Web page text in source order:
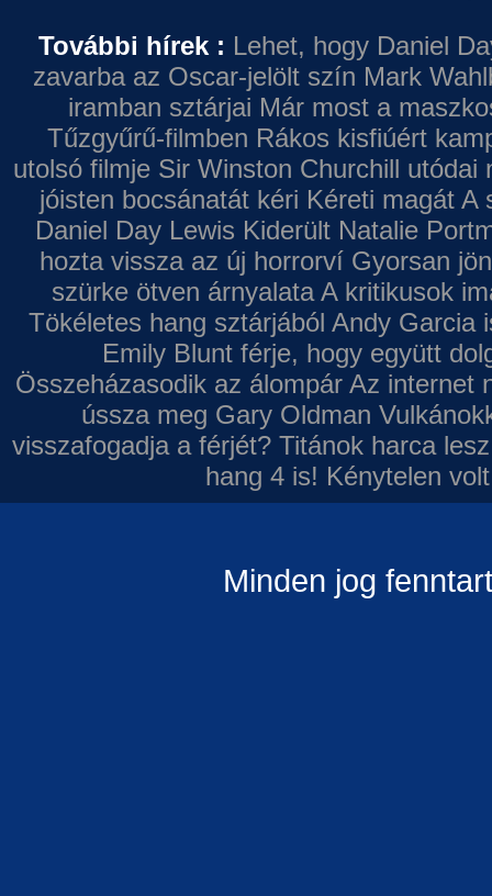
További hírek : Lehet, hogy Daniel
zavarba az Oscar-jelölt szín Mark
iramban sztárjai Már most a
Tűzgyűrű-filmben Rákos kisfiúért
utolsó filmje Sir Winston Churchill utódai
jóisten bocsánatát kéri Kéreti magát A
Daniel Day Lewis Kiderült Natalie
hozta vissza az új horrorví Gyorsan
szürke ötven árnyalata A kritikusok
Tökéletes hang sztárjából Andy Garcia
Emily Blunt férje, hogy együtt
Összeházasodik az álompár Az internet
ússza meg Gary Oldman
visszafogadja a férjét? Titánok harca
hang 4 is! Kénytelen
Minden jog